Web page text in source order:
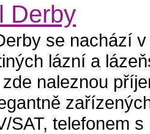
Derby
se nachází
lázní a
naleznou
SAT, telefonem